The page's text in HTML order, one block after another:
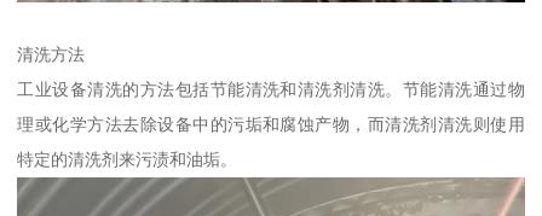
清洗方法
工业设备清洗的方法包括节能清洗和清洗剂清洗。节能清洗通过物
理或化学方法去除设备中的污垢和腐蚀产物，而清洗剂清洗则使用
特定的清洗剂来污渍和油垢。